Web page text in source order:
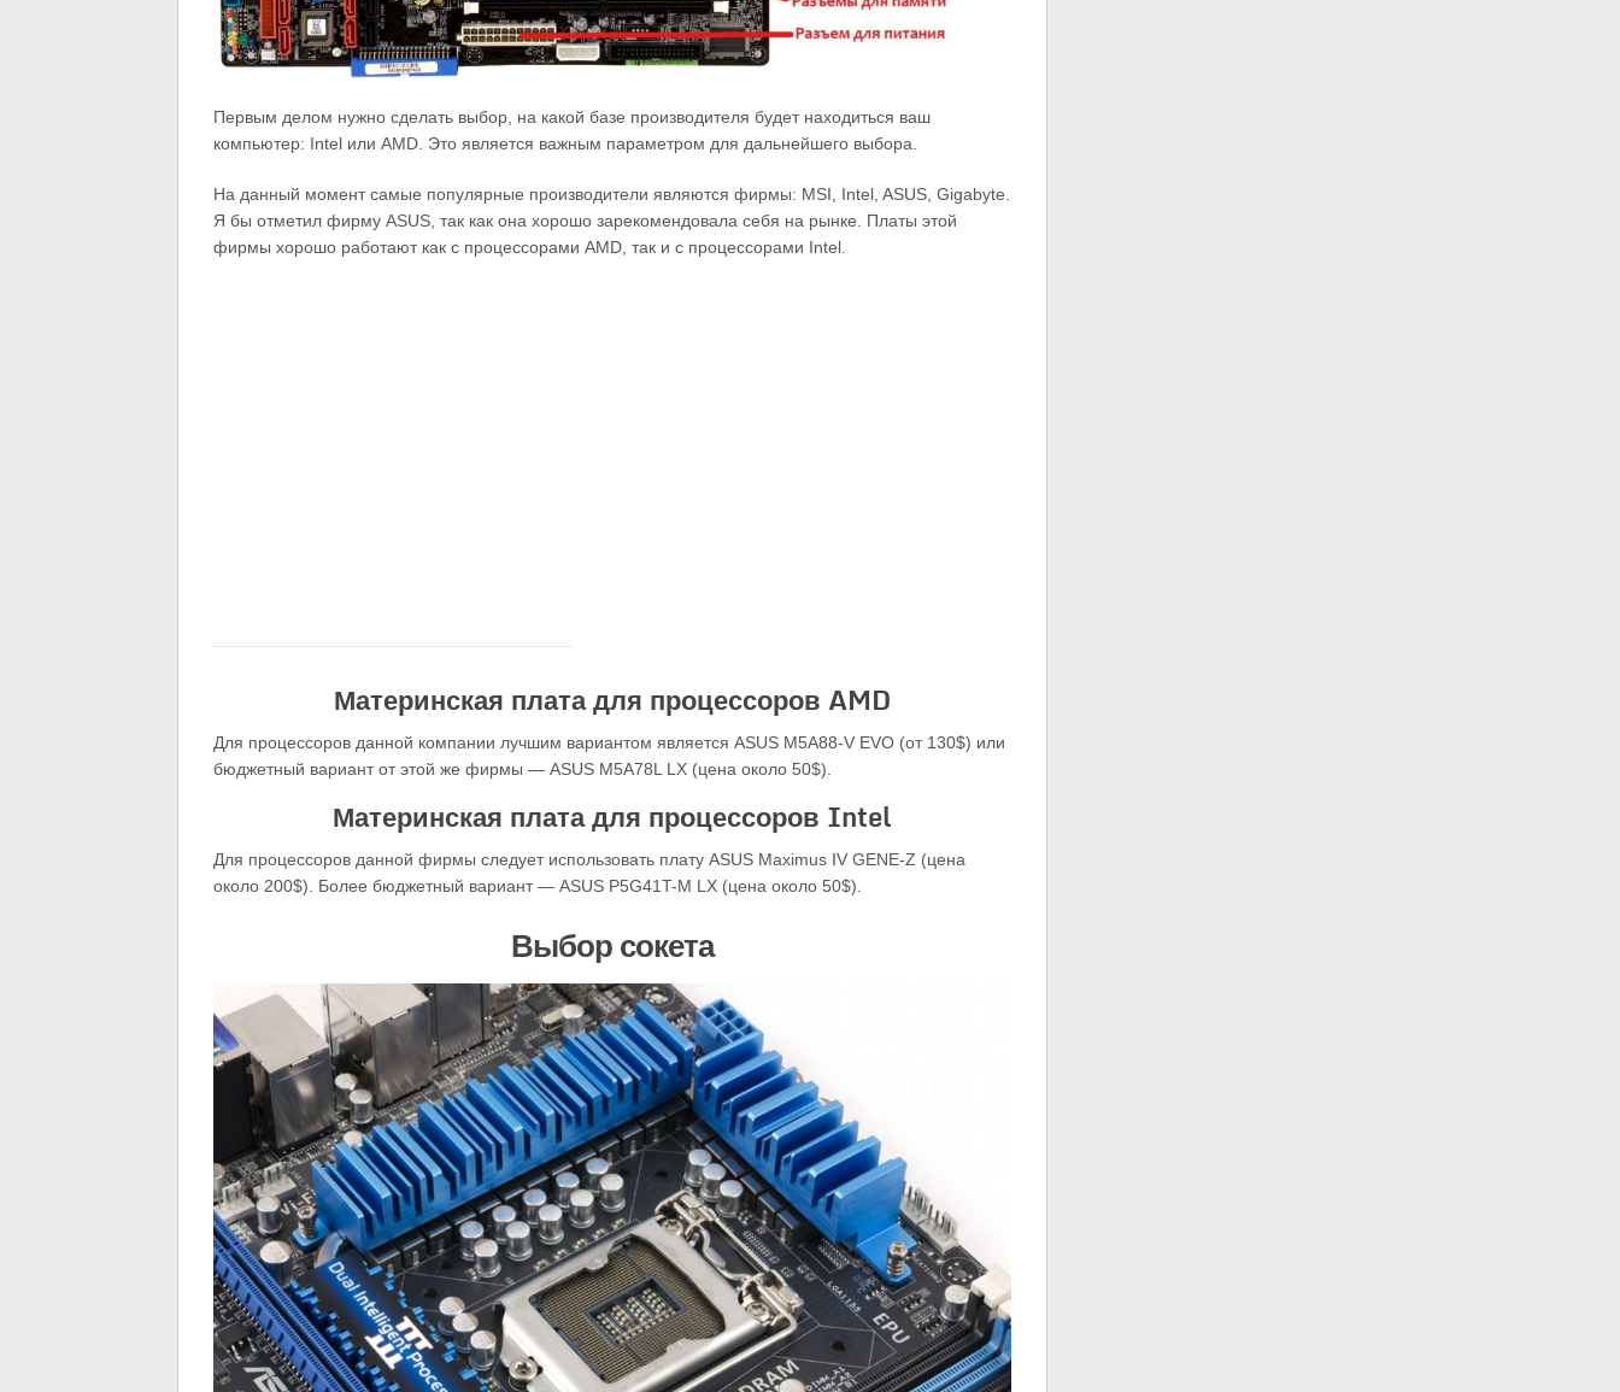
Первым делом нужно сделать выбор, на какой базе производителя будет находиться ваш
компьютер: Intel или AMD. Это является важным параметром для дальнейшего выбора.
На данный момент самые популярные производители являются фирмы: MSI, Intel, ASUS, Gigabyte.
Я бы отметил фирму ASUS, так как она хорошо зарекомендовала себя на рынке. Платы этой
фирмы хорошо работают как с процессорами AMD, так и с процессорами Intel.
Материнская плата для процессоров AMD
Для процессоров данной компании лучшим вариантом является ASUS M5A88-V EVO (от 130$) или
бюджетный вариант от этой же фирмы — ASUS M5A78L LX (цена около 50$).
Материнская плата для процессоров Intel
Для процессоров данной фирмы следует использовать плату ASUS Maximus IV GENE-Z (цена
около 200$). Более бюджетный вариант — ASUS P5G41T-M LX (цена около 50$).
Выбор сокета